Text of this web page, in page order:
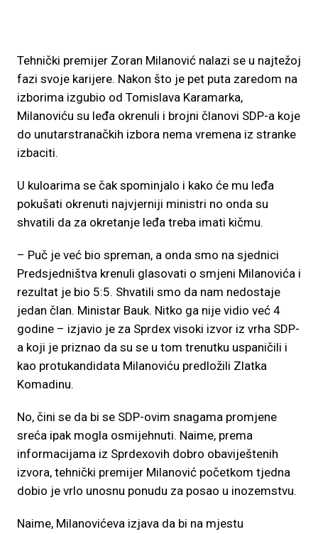
Tehnički premijer Zoran Milanović nalazi se u najtežoj
fazi svoje karijere. Nakon što je pet puta zaredom na
izborima izgubio od Tomislava Karamarka,
Milanoviću su leđa okrenuli i brojni članovi SDP-a koje
do unutarstranačkih izbora nema vremena iz stranke
izbaciti.
U kuloarima se čak spominjalo i kako će mu leđa
pokušati okrenuti najvjerniji ministri no onda su
shvatili da za okretanje leđa treba imati kičmu.
– Puč je već bio spreman, a onda smo na sjednici
Predsjedništva krenuli glasovati o smjeni Milanovića i
rezultat je bio 5:5. Shvatili smo da nam nedostaje
jedan član. Ministar Bauk. Nitko ga nije vidio već 4
godine – izjavio je za Sprdex visoki izvor iz vrha SDP-
a koji je priznao da su se u tom trenutku uspaničili i
kao protukandidata Milanoviću predložili Zlatka
Komadinu.
No, čini se da bi se SDP-ovim snagama promjene
sreća ipak mogla osmijehnuti. Naime, prema
informacijama iz Sprdexovih dobro obaviještenih
izvora, tehnički premijer Milanović početkom tjedna
dobio je vrlo unosnu ponudu za posao u inozemstvu.
Naime, Milanovićeva izjava da bi na mjestu